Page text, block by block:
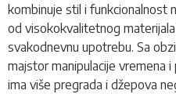
kombinuje stil i funkcionalnost
od visokokvalitetnog
svakodnevnu upotrebu. Sa
majstor manipulacije vremena
ima više pregrada i džepova